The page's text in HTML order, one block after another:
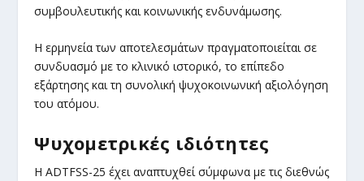
συμβουλευτικής και κοινωνικής ενδυνάμωσης.
Η ερμηνεία των αποτελεσμάτων πραγματοποιείται σε
συνδυασμό με το κλινικό ιστορικό, το επίπεδο
εξάρτησης και τη συνολική ψυχοκοινωνική αξιολόγηση
του ατόμου.
Ψυχομετρικές ιδιότητες
Η ADTFSS-25 έχει αναπτυχθεί σύμφωνα με τις διεθνώς